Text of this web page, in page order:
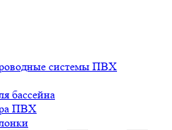
системы ПВХ
бассейна
ПВХ